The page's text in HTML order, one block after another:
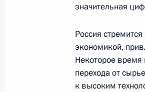
зарубежных
организаций
24 января 2011
значительная
Россия
экономикой,
Некоторое время
перехода от
к высоким